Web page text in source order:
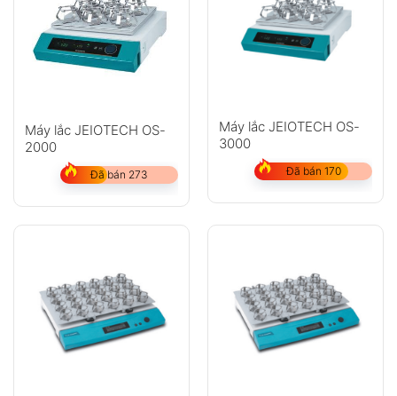
Máy lắc JEIOTECH OS-
2000
Đã bán 273
Máy lắc JEIOTECH OS-
3000
Đã bán 170